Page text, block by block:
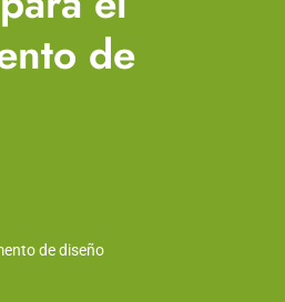
de
de diseño